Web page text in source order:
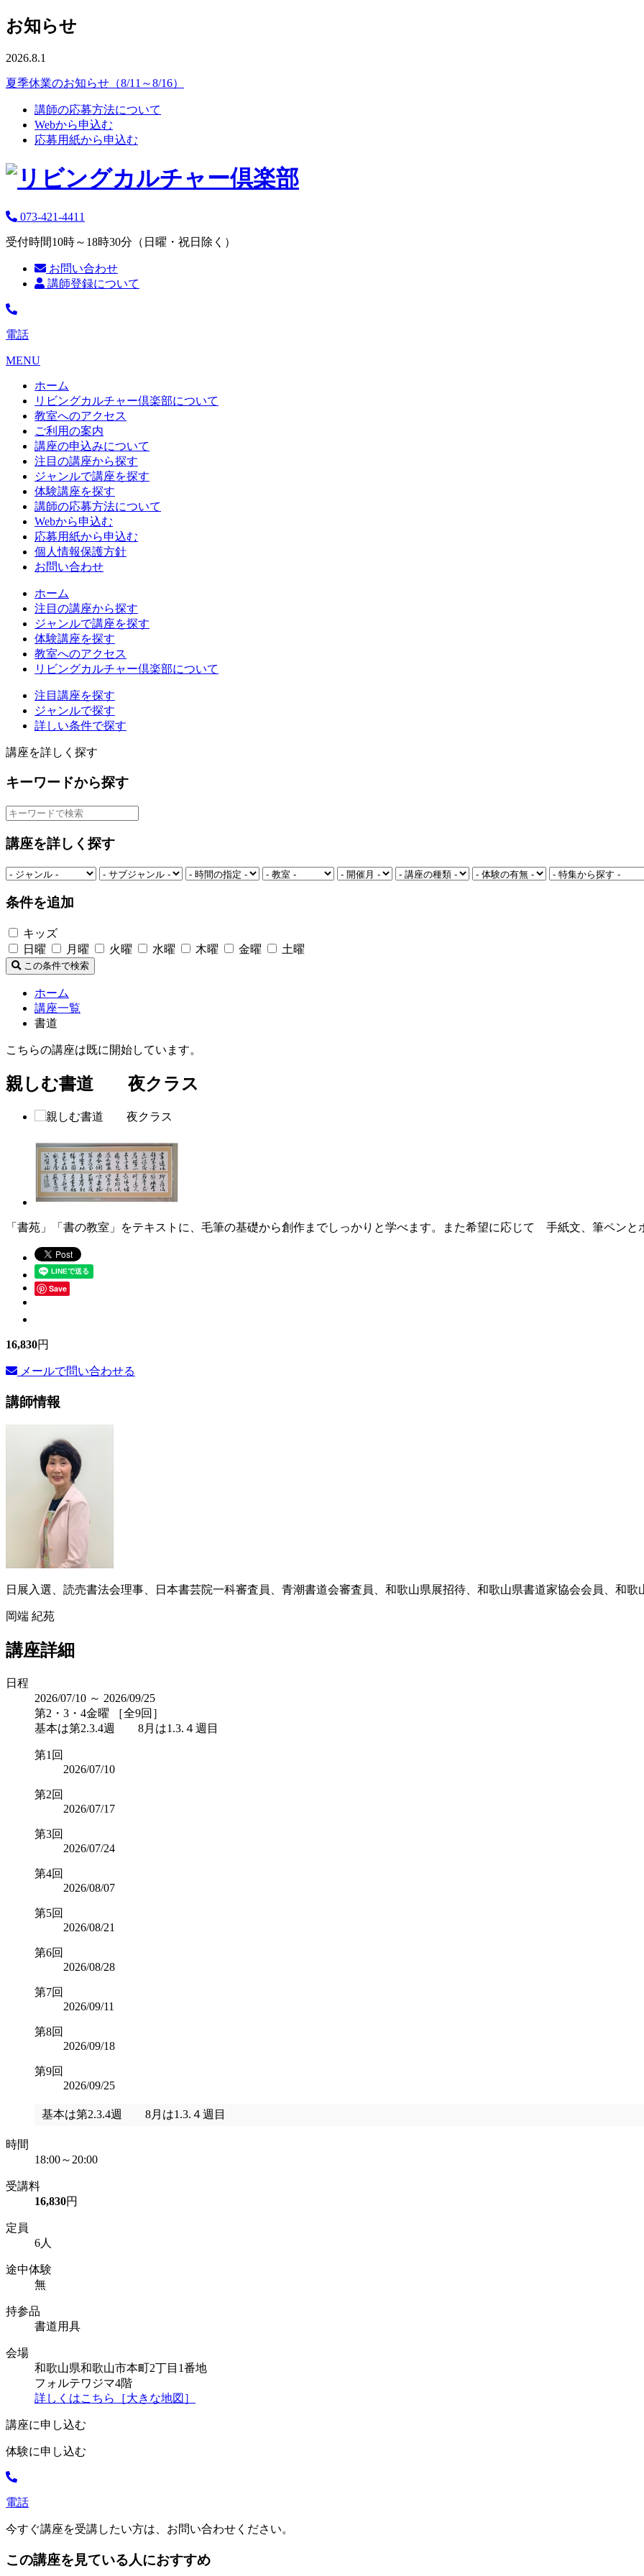
お知らせ
2026.8.1
夏季休業のお知らせ（8/11～8/16）
講師の応募方法について
Webから申込む
応募用紙から申込む
073-421-4411
受付時間10時～18時30分（日曜・祝日除く）
お問い合わせ
講師登録について
電話
MENU
ホーム
リビングカルチャー倶楽部について
教室へのアクセス
ご利用の案内
講座の申込みについて
注目の講座から探す
ジャンルで講座を探す
体験講座を探す
講師の応募方法について
Webから申込む
応募用紙から申込む
個人情報保護方針
お問い合わせ
ホーム
注目の講座から探す
ジャンルで講座を探す
体験講座を探す
教室へのアクセス
リビングカルチャー倶楽部について
注目講座を探す
ジャンルで探す
詳しい条件で探す
講座を詳しく探す
キーワードから探す
講座を詳しく探す
条件を追加
キッズ
日曜
月曜 火曜 水曜 木曜 金曜 土曜
この条件で検索
ホーム
講座一覧
書道
こちらの講座は既に開始しています。
親しむ書道 夜クラス
「書苑」「書の教室」をテキストに、毛筆の基礎から創作までしっかりと学べます。また希望に応じて 手紙文、筆ペンと
Save
16,830円
メールで問い合わせる
講師情報
日展入選、読売書法会理事、日本書芸院一科審査員、青潮書道会審査員、和歌山県展招待、和歌山県書道家協会会員
岡端 紀苑
講座詳細
日程
2026/07/10 ～ 2026/09/25
第2・3・4金曜 ［全9回］
基本は第2.3.4週 8月は1.3.４週目
第1回
2026/07/10
第2回
2026/07/17
第3回
2026/07/24
第4回
2026/08/07
第5回
2026/08/21
第6回
2026/08/28
第7回
2026/09/11
第8回
2026/09/18
第9回
2026/09/25
基本は第2.3.4週 8月は1.3.４週目
時間
18:00～20:00
受講料
16,830円
定員
6人
途中体験
無
持参品
書道用具
会場
和歌山県和歌山市本町2丁目1番地
フォルテワジマ4階
詳しくはこちら［大きな地図］
講座に申し込む
体験に申し込む
電話
今すぐ講座を受講したい方は、お問い合わせください。
この講座を見ている人におすすめ